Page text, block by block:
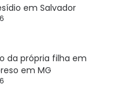
em Salvador
da própria filha em
em MG